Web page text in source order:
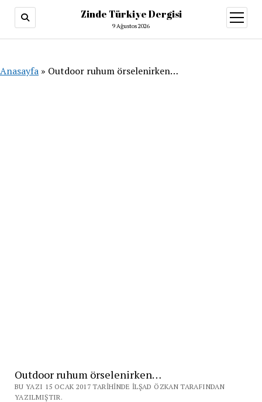
Zinde Türkiye Dergisi
9 Ağustos 2026
aç
Anasayfa » Outdoor ruhum örselenirken…
Outdoor ruhum örselenirken…
BU YAZI 15 OCAK 2017 TARIHINDE İLŞAD ÖZKAN TARAFINDAN
YAZILMIŞTIR.